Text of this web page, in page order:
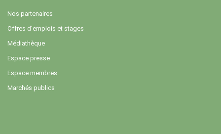
Nos partenaires
Offres d’emplois et stages
Médiathèque
Espace presse
Espace membres
Marchés publics